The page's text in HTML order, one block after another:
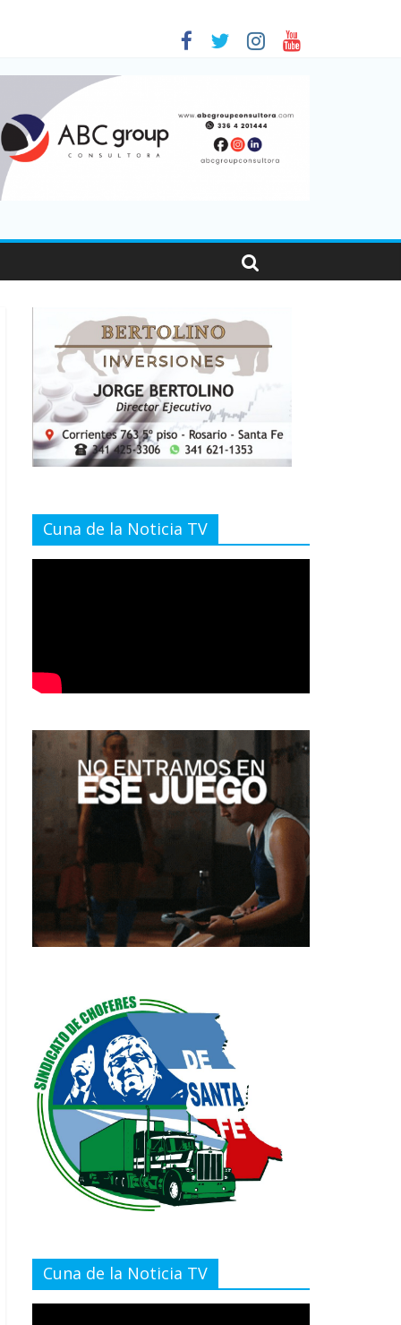
viajaron por el país, un 5,9% más que en 2025
Cuna de la Noticia TV
Cuna de la Noticia TV